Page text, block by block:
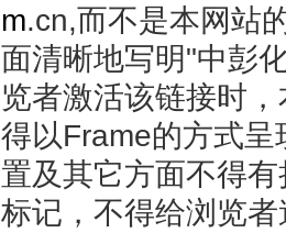
m.cn,而不是本网站
面清晰地写明"中彭
览者激活该链接时
得以Frame的方式
置及其它方面不得
标记，不得给浏览